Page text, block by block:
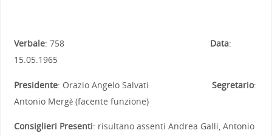
Verbale: 758 Data:
15.05.1965
Presidente: Orazio Angelo Salvati Segretario:
Antonio Mergè (facente funzione)
Consiglieri Presenti: risultano assenti Andrea Galli, Antonio